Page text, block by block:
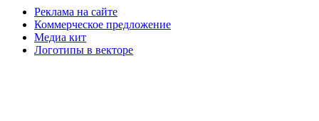
Реклама на сайте
Коммерческое предложение
Медиа кит
Логотипы в векторе